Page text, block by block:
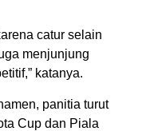
catur selain
menjunjung
katanya.
panitia turut
Cup dan Piala